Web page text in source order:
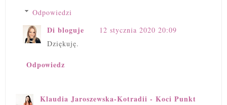
Odpowiedzi
Di bloguje
12 stycznia 2020 20:09
Dziękuję.
Odpowiedz
Klaudia Jaroszewska-Kotradii - Koci Punkt